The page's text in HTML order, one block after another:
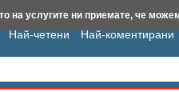
Най-четени Най-коментирани
на услугите ни приемате, че